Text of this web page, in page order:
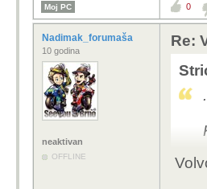
Moj PC 0
Nadimak_forumaša
10 godina
neaktivan
OFFLINE
Re: